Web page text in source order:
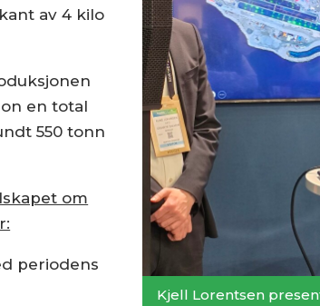
Kjell Lorentsen
av 4 kilo
en total
550 tonn
om
periodens